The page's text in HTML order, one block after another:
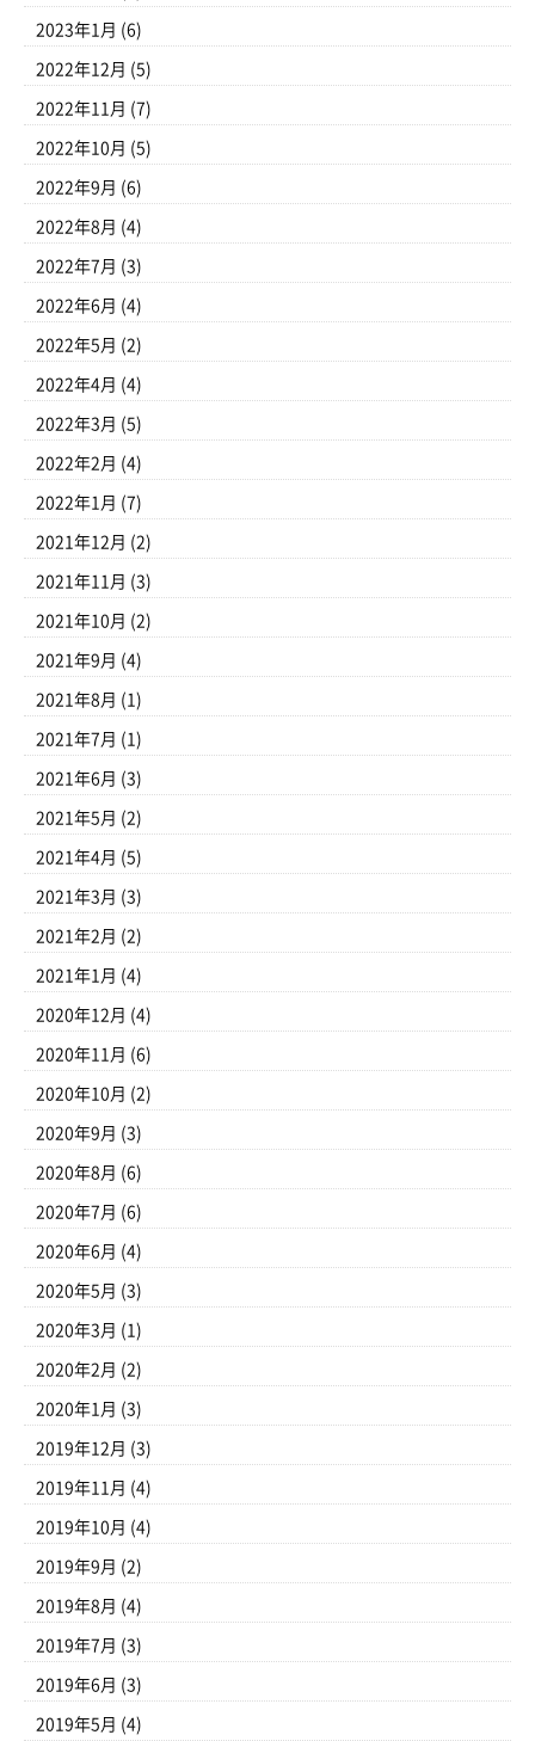
2023年1月 (6)
2022年12月 (5)
2022年11月 (7)
2022年10月 (5)
2022年9月 (6)
2022年8月 (4)
2022年7月 (3)
2022年6月 (4)
2022年5月 (2)
2022年4月 (4)
2022年3月 (5)
2022年2月 (4)
2022年1月 (7)
2021年12月 (2)
2021年11月 (3)
2021年10月 (2)
2021年9月 (4)
2021年8月 (1)
2021年7月 (1)
2021年6月 (3)
2021年5月 (2)
2021年4月 (5)
2021年3月 (3)
2021年2月 (2)
2021年1月 (4)
2020年12月 (4)
2020年11月 (6)
2020年10月 (2)
2020年9月 (3)
2020年8月 (6)
2020年7月 (6)
2020年6月 (4)
2020年5月 (3)
2020年3月 (1)
2020年2月 (2)
2020年1月 (3)
2019年12月 (3)
2019年11月 (4)
2019年10月 (4)
2019年9月 (2)
2019年8月 (4)
2019年7月 (3)
2019年6月 (3)
2019年5月 (4)